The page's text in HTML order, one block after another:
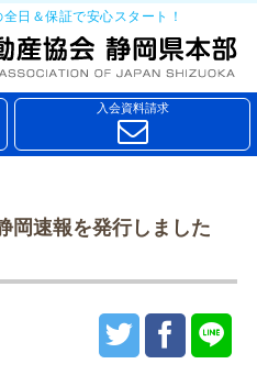
日＆保証で安心スタート！
入会資料請求
速報を発行しました